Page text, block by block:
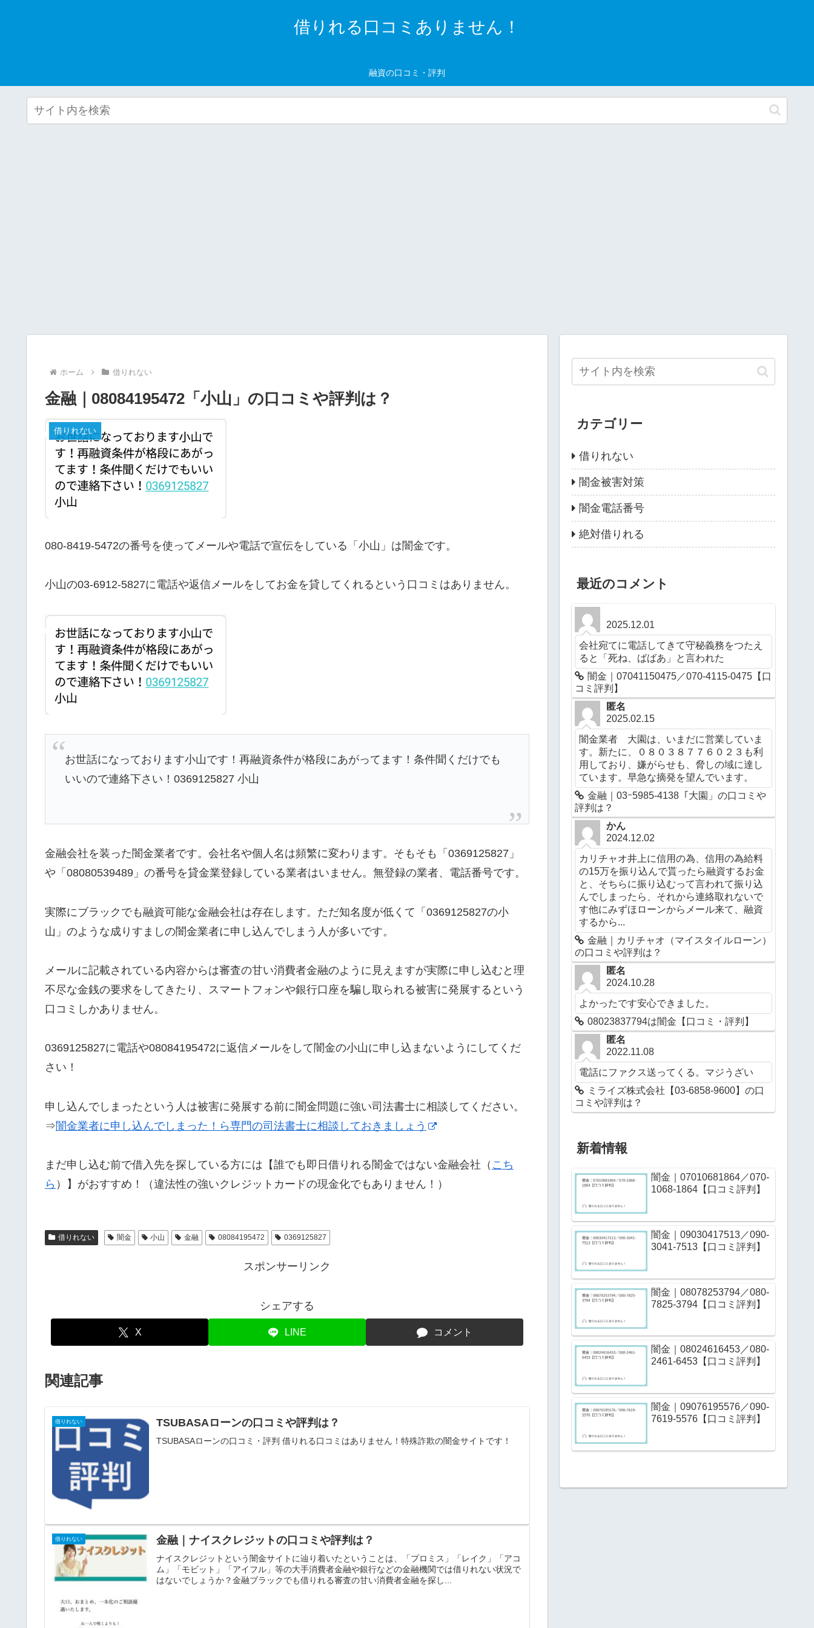
借りれる口コミありません！
融資の口コミ・評判
ホーム 借りれない
金融｜08084195472「小山」の口コミや評判は？
借りれない
080-8419-5472の番号を使ってメールや電話で宣伝をしている「小山」は闇金です。
小山の03-6912-5827に電話や返信メールをしてお金を貸してくれるという口コミはありません。
お世話になっております小山です！再融資条件が格段にあがってます！条件聞くだけでも
いいので連絡下さい！0369125827 小山
金融会社を装った闇金業者です。会社名や個人名は頻繁に変わります。そもそも「0369125827」
や「08080539489」の番号を貸金業登録している業者はいません。無登録の業者、電話番号です。
実際にブラックでも融資可能な金融会社は存在します。ただ知名度が低くて「0369125827の小
山」のような成りすましの闇金業者に申し込んでしまう人が多いです。
メールに記載されている内容からは審査の甘い消費者金融のように見えますが実際に申し込むと理
不尽な金銭の要求をしてきたり、スマートフォンや銀行口座を騙し取られる被害に発展するという
口コミしかありません。
0369125827に電話や08084195472に返信メールをして闇金の小山に申し込まないようにしてくだ
さい！
申し込んでしまったという人は被害に発展する前に闇金問題に強い司法書士に相談してください。
⇒闇金業者に申し込んでしまった！ら専門の司法書士に相談しておきましょう
まだ申し込む前で借入先を探している方には【誰でも即日借りれる闇金ではない金融会社（ こち
ら ）】がおすすめ！（違法性の強いクレジットカードの現金化でもありません！）
借りれない 闇金 小山 金融 08084195472 0369125827
スポンサーリンク
シェアする
X LINE コメント
関連記事
借りれない TSUBASAローンの口コミや評判は？
TSUBASAローンの口コミ・評判 借りれる口コミはありません！特殊詐欺の闇金サイトです！
借りれない 金融｜ナイスクレジットの口コミや評判は？
ナイスクレジットという闇金サイトに辿り着いたということは、「プロミス」「レイク」「アコ
ム」「モビット」「アイフル」等の大手消費者金融や銀行などの金融機関では借りれない状況で
はないでしょうか？金融ブラックでも借りれる審査の甘い消費者金融を探し...
カテゴリー
借りれない
闇金被害対策
闇金電話番号
絶対借りれる
最近のコメント
2025.12.01
会社宛てに電話してきて守秘義務をつたえ
ると「死ね、ばばあ」と言われた
闇金｜07041150475／070-4115-0475【口
コミ評判】
匿名
2025.02.15
闇金業者 大園は、いまだに営業していま
す。新たに、０８０３８７７６０２３も利
用しており、嫌がらせも、脅しの域に達し
ています。早急な摘発を望んでいます。
金融｜03ｰ5985-4138「大園」の口コミや
評判は？
かん
2024.12.02
カリチャオ井上に信用の為、信用の為給料
の15万を振り込んで貰ったら融資するお金
と、そちらに振り込むって言われて振り込
んでしまったら、それから連絡取れないで
す他にみずほローンからメール来て、融資
するから...
金融｜カリチャオ（マイスタイルローン）
の口コミや評判は？
匿名
2024.10.28
よかったです安心できました。
08023837794は闇金【口コミ・評判】
匿名
2022.11.08
電話にファクス送ってくる。マジうざい
ミライズ株式会社【03-6858-9600】の口
コミや評判は？
新着情報
闇金｜07010681864／070-
1068-1864【口コミ評判】
闇金｜09030417513／090-
3041-7513【口コミ評判】
闇金｜08078253794／080-
7825-3794【口コミ評判】
闇金｜08024616453／080-
2461-6453【口コミ評判】
闇金｜09076195576／090-
7619-5576【口コミ評判】